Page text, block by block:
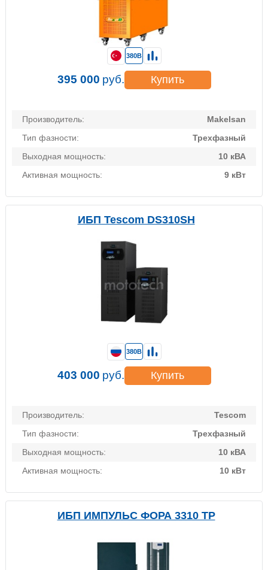
Производитель:
Makelsan
Тип фазности:
Трехфазный
Выходная мощность:
10 кВА
Активная мощность:
9 кВт
380В
395 000 руб. Купить
ИБП Tescom DS310SH
Производитель:
Tescom
Тип фазности:
Трехфазный
Выходная мощность:
10 кВА
Активная мощность:
10 кВт
380В
403 000 руб. Купить
ИБП ИМПУЛЬС ФОРА 3310 TP